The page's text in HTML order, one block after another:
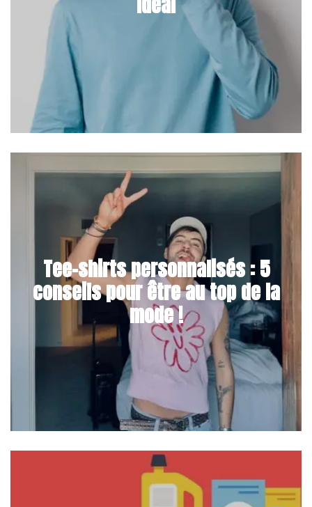
Tee-shirts personnalisés : 5
conseils pour être au top de la
mode !